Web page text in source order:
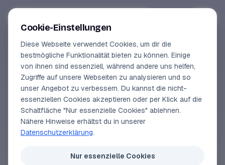
Online-Kurse
Vorschau
Erfahrungen
Lehrbuchautor
SEGELLEXIKON
Schiffsoffiizier
Ein nautischer oder technischer Offizier, der an
eigenen Aufgabenbereich – bis hin zum
Cookie-Einstellungen
Diese Webseite verwendet Cookies, um dir die
bestmögliche Funktionalität bieten zu können. Einige
von ihnen sind essenziell, während andere uns helfen,
Zugriffe auf unsere Webseiten zu analysieren und so
unser Angebot zu verbessern. Du kannst die nicht-
essenziellen Cookies akzeptieren oder per Klick auf die
Schaltfläche "Nur essenzielle Cookies" ablehnen.
Nähere Hinweise erhältst du in unserer
Datenschutzerklärung.
Nur essenzielle Cookies